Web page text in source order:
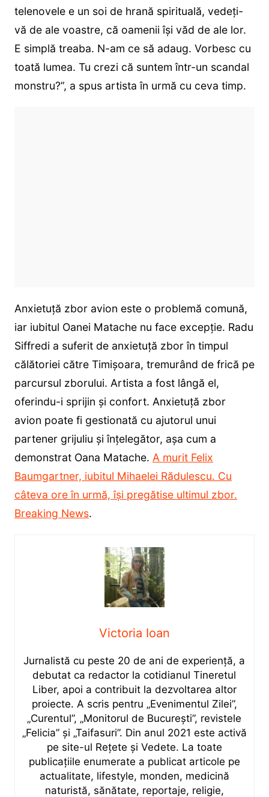
telenovele e un soi de hrană spirituală, vedeți-
vă de ale voastre, că oamenii își văd de ale lor.
E simplă treaba. N-am ce să adaug. Vorbesc cu
toată lumea. Tu crezi că suntem într-un scandal
monstru?”, a spus artista în urmă cu ceva timp.
Anxietuță zbor avion este o problemă comună,
iar iubitul Oanei Matache nu face excepție. Radu
Siffredi a suferit de anxietuță zbor în timpul
călătoriei către Timișoara, tremurând de frică pe
parcursul zborului. Artista a fost lângă el,
oferindu-i sprijin și confort. Anxietuță zbor
avion poate fi gestionată cu ajutorul unui
partener grijuliu și înțelegător, așa cum a
demonstrat Oana Matache. A murit Felix
Baumgartner, iubitul Mihaelei Rădulescu. Cu
câteva ore în urmă, își pregătise ultimul zbor.
Breaking News.
Victoria Ioan
Jurnalistă cu peste 20 de ani de experiență, a
debutat ca redactor la cotidianul Tineretul
Liber, apoi a contribuit la dezvoltarea altor
proiecte. A scris pentru „Evenimentul Zilei”,
„Curentul”, „Monitorul de București”, revistele
„Felicia” și „Taifasuri”. Din anul 2021 este activă
pe site-ul Rețete și Vedete. La toate
publicațiile enumerate a publicat articole pe
actualitate, lifestyle, monden, medicină
naturistă, sănătate, reportaje, religie,